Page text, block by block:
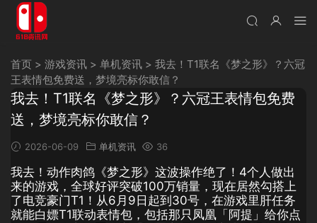
首页 > 游戏资讯 > 单机资讯 > 我去！T1联名《梦之形》？六冠
王表情包免费送，梦境亮标你敢信？
我去！T1联名《梦之形》？六冠王表情包免费
送，梦境亮标你敢信？
2026-06-09 单机资讯 36
我去！动作肉鸽《梦之形》这波操作绝了！4个人做出
来的游戏，全球好评突破100万销量，现在居然勾搭上
了电竞豪门T1！从6月9日起到30号，在游戏里肝任务
就能白嫖T1联动表情包，包括那只凤凰「阿提」给你点